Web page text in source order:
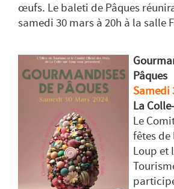
œufs. Le baleti de Pâques
samedi 30 mars à 20h à la salle
Pâques
Samedi
La
Le
fêtes de
Loup et